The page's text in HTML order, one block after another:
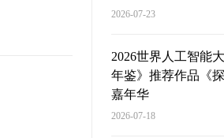
2026-07-23
2026世界人工智能
年鉴》推荐作品《
嘉年华
2026-07-18